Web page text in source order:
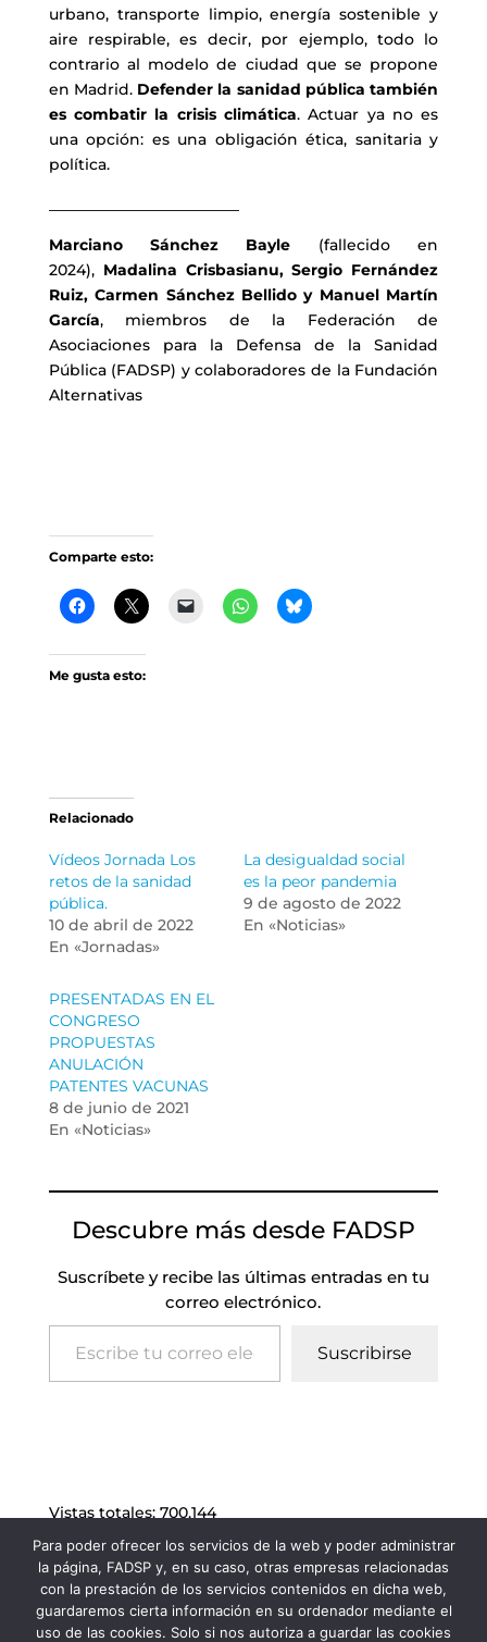
urbano, transporte limpio, energía sostenible y
aire respirable, es decir, por ejemplo, todo lo
contrario al modelo de ciudad que se propone
en Madrid. Defender la sanidad pública también
es combatir la crisis climática. Actuar ya no es
una opción: es una obligación ética, sanitaria y
política.
Marciano Sánchez Bayle (fallecido en
2024), Madalina Crisbasianu, Sergio Fernández
Ruiz, Carmen Sánchez Bellido y Manuel Martín
García, miembros de la Federación de
Asociaciones para la Defensa de la Sanidad
Pública (FADSP) y colaboradores de la Fundación
Alternativas
Comparte esto:
Me gusta esto:
Relacionado
Vídeos Jornada Los
retos de la sanidad
pública.
10 de abril de 2022
En «Jornadas»
La desigualdad social
es la peor pandemia
9 de agosto de 2022
En «Noticias»
PRESENTADAS EN EL
CONGRESO
PROPUESTAS
ANULACIÓN
PATENTES VACUNAS
8 de junio de 2021
En «Noticias»
Descubre más desde FADSP
Suscríbete y recibe las últimas entradas en tu
correo electrónico.
Escribe tu correo electrónico…
Suscribirse
Vistas totales: 700.144
Para poder ofrecer los servicios de la web y poder administrar
la página, FADSP y, en su caso, otras empresas relacionadas
con la prestación de los servicios contenidos en dicha web,
guardaremos cierta información en su ordenador mediante el
uso de las cookies. Solo si nos autoriza a guardar las cookies